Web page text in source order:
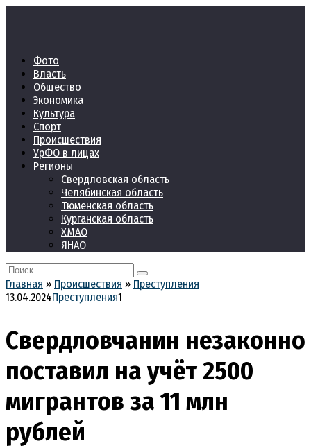
Фото
Власть
Общество
Экономика
Культура
Спорт
Происшествия
УрФО в лицах
Регионы
Свердловская область
Челябинская область
Тюменская область
Курганская область
ХМАО
ЯНАО
Search
for:
Главная » Происшествия » Преступления
13.04.2024Преступления1
Свердловчанин незаконно
поставил на учёт 2500
мигрантов за 11 млн
рублей